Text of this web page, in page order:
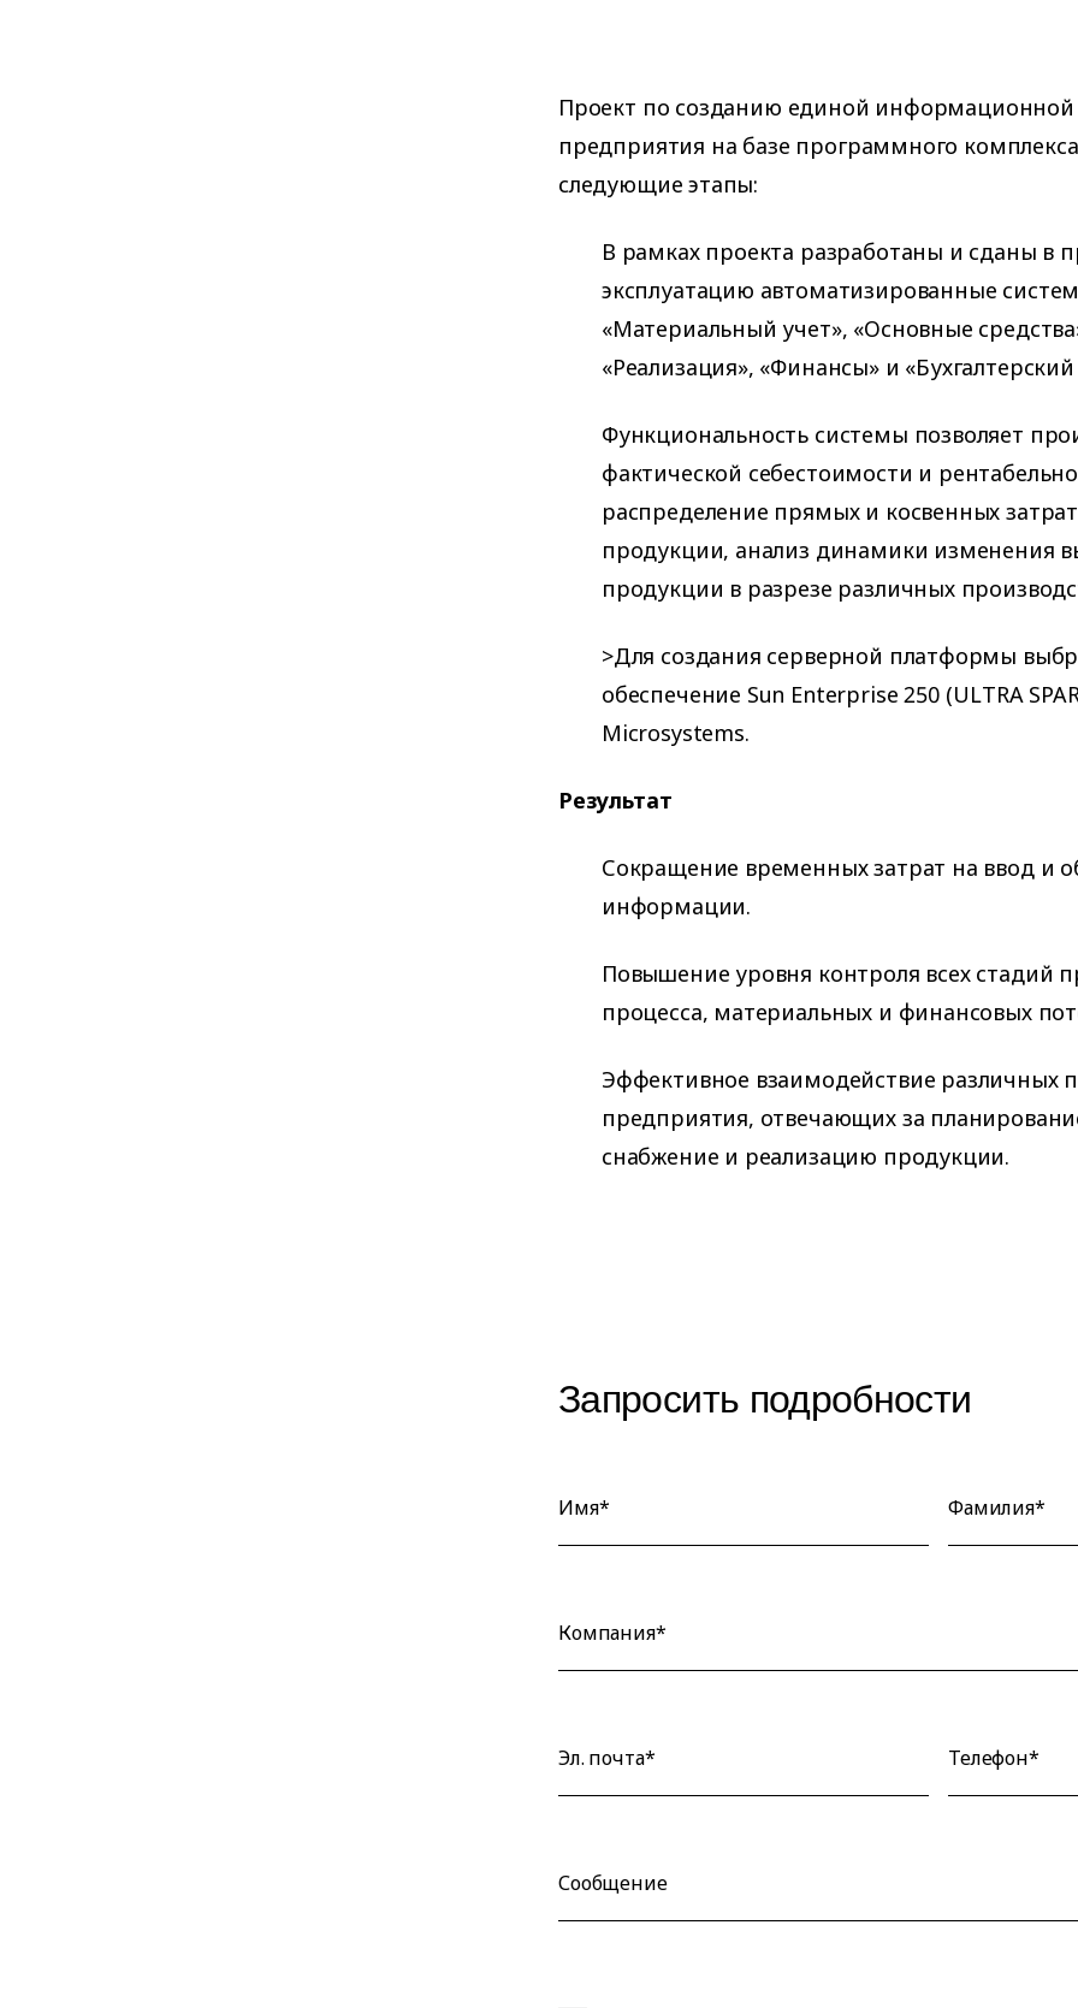
Проект по созданию единой
предприятия на базе программного
следующие этапы:
В рамках проекта разработаны и сданы
эксплуатацию автоматизированные
«Материальный учет», «Основные
«Реализация», «Финансы» и «Бухгалтерский
Функциональность системы позволяет
фактической себестоимости и
распределение прямых и косвенных
продукции, анализ динамики изменения
продукции в разрезе различных
>Для создания серверной платформы
обеспечение Sun Enterprise 250 (ULTRA
Microsystems.
Результат
Сокращение временных затрат на ввод и
информации.
Повышение уровня контроля всех стадий
процесса, материальных и финансовых
Эффективное взаимодействие различных
предприятия, отвечающих за
снабжение и реализацию продукции.
Запросить подробности
Имя* Фамилия*
Компания*
Эл. почта* Телефон*
Сообщение